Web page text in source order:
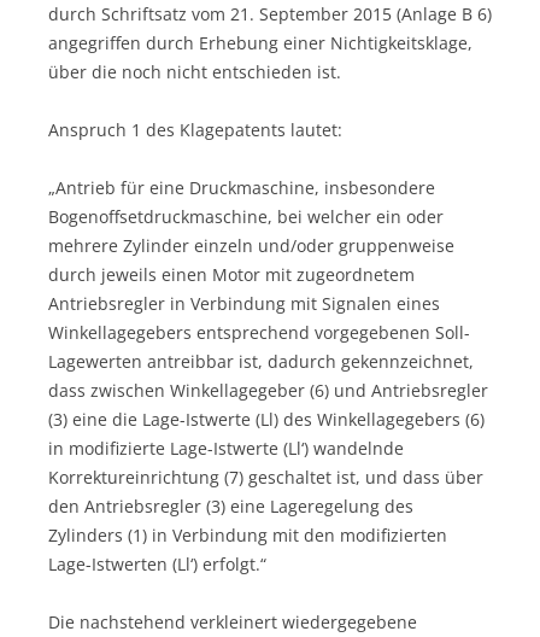
durch Schriftsatz vom 21. September 2015 (Anlage B 6)
angegriffen durch Erhebung einer Nichtigkeitsklage,
über die noch nicht entschieden ist.
Anspruch 1 des Klagepatents lautet:
„Antrieb für eine Druckmaschine, insbesondere
Bogenoffsetdruckmaschine, bei welcher ein oder
mehrere Zylinder einzeln und/oder gruppenweise
durch jeweils einen Motor mit zugeordnetem
Antriebsregler in Verbindung mit Signalen eines
Winkellagegebers entsprechend vorgegebenen Soll-
Lagewerten antreibbar ist, dadurch gekennzeichnet,
dass zwischen Winkellagegeber (6) und Antriebsregler
(3) eine die Lage-Istwerte (Ll) des Winkellagegebers (6)
in modifizierte Lage-Istwerte (Ll‘) wandelnde
Korrektureinrichtung (7) geschaltet ist, und dass über
den Antriebsregler (3) eine Lageregelung des
Zylinders (1) in Verbindung mit den modifizierten
Lage-Istwerten (Ll‘) erfolgt.“
Die nachstehend verkleinert wiedergegebene